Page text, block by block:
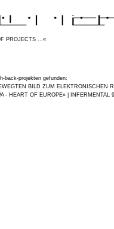
PROJECTS ...«
back-projekten gefunden:
BILD ZUM ELEKTRONISCHEN
- HEART OF EUROPE« | INFERMENTAL